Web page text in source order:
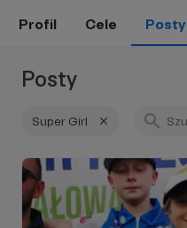
Profil Cele Posty
Posty
Super Girl